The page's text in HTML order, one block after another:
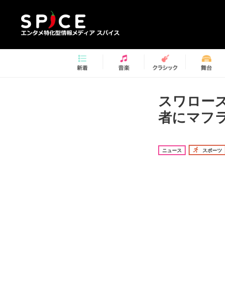
スワロー
者にマフ
ニュース スポーツ